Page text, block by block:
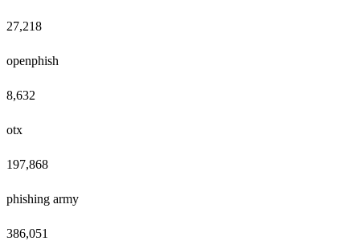
27,218
openphish
8,632
otx
197,868
phishing army
386,051